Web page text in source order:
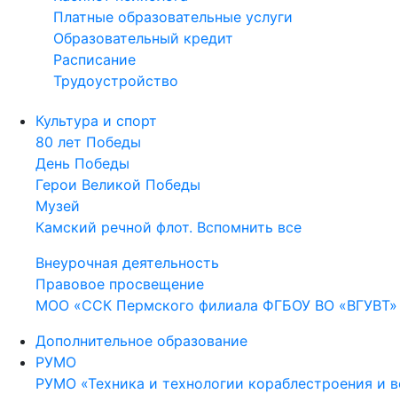
Платные образовательные услуги
Образовательный кредит
Расписание
Трудоустройство
Культура и спорт
80 лет Победы
День Победы
Герои Великой Победы
Музей
Камский речной флот. Вспомнить все
Внеурочная деятельность
Правовое просвещение
МОО «ССК Пермского филиала ФГБОУ ВО «ВГУВТ»
Дополнительное образование
РУМО
РУМО «Техника и технологии кораблестроения и